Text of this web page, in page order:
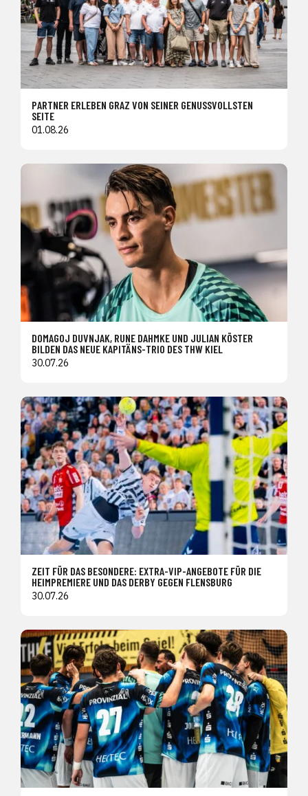
PARTNER ERLEBEN GRAZ VON SEINER GENUSSVOLLSTEN
SEITE
01.08.26
DOMAGOJ DUVNJAK, RUNE DAHMKE UND JULIAN KÖSTER
BILDEN DAS NEUE KAPITÄNS-TRIO DES THW KIEL
30.07.26
ZEIT FÜR DAS BESONDERE: EXTRA-VIP-ANGEBOTE FÜR DIE
HEIMPREMIERE UND DAS DERBY GEGEN FLENSBURG
30.07.26